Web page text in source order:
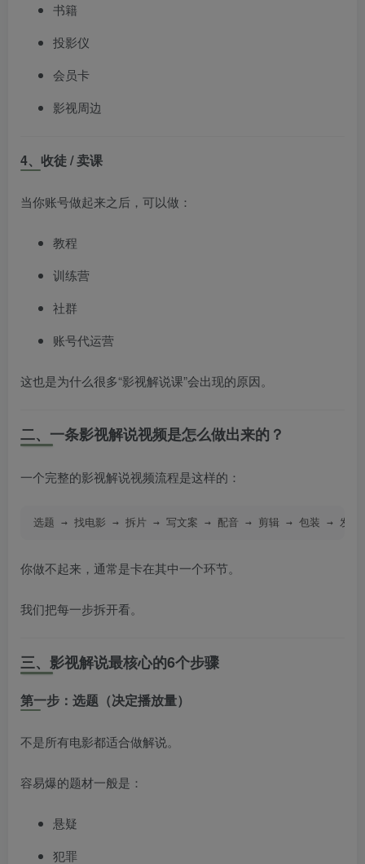
书籍
投影仪
会员卡
影视周边
4、收徒 / 卖课
当你账号做起来之后，可以做：
教程
训练营
社群
账号代运营
这也是为什么很多“影视解说课”会出现的原因。
二、一条影视解说视频是怎么做出来的？
一个完整的影视解说视频流程是这样的：
选题 → 找电影 → 拆片 → 写文案 → 配音 → 剪辑 → 包装 → 发布
你做不起来，通常是卡在其中一个环节。
我们把每一步拆开看。
三、影视解说最核心的6个步骤
第一步：选题（决定播放量）
不是所有电影都适合做解说。
容易爆的题材一般是：
悬疑
犯罪